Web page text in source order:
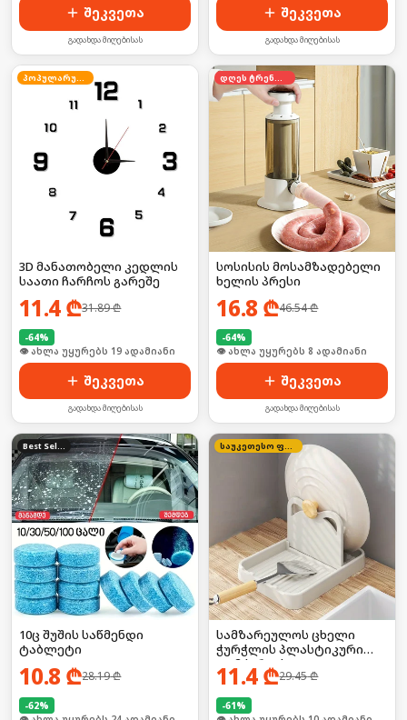
შეკვეთა
გადახდა მიღებისას
შეკვეთა
გადახდა მიღებისას
3D მანათობელი კედლის
საათი ჩარჩოს გარეშე
11.4₾31.89₾
-64%
🛒 ბოლო 24სთ-ში იყიდა 25-მა
შეკვეთა
გადახდა მიღებისას
სოსისის მოსამზადებელი
ხელის პრესი
16.8 ₾46.54₾
-64%
🛒 ბოლო 24სთ-ში იყიდა 13-მა
შეკვეთა
გადახდა მიღებისას
10ც შუშის საწმენდი
ტაბლეტი
10.8 ₾28.19₾
-62%
სამზარეულოს ცხელი
ჭურჭლის პლასტიკური
დამჭერი/ საკიდი
11.4₾29.45₾
-61%